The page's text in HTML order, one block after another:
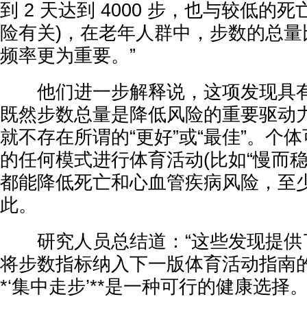
到 2 天达到 4000 步，也与较低的死
险有关)，在老年人群中，步数的总
频率更为重要。”
他们进一步解释说，这项发现具
既然步数总量是降低风险的重要驱动
就不存在所谓的“更好”或“最佳”。个
的任何模式进行体育活动(比如“慢而
都能降低死亡和心血管疾病风险，至
此。
研究人员总结道：“这些发现提供
将步数指标纳入下一版体育活动指南
*‘集中走步’**是一种可行的健康选择